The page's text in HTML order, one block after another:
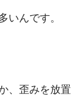
いんです。
、歪みを放置